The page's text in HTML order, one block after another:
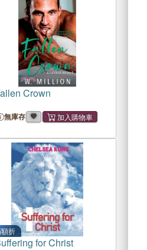
Crown
無庫存
折
for Christ